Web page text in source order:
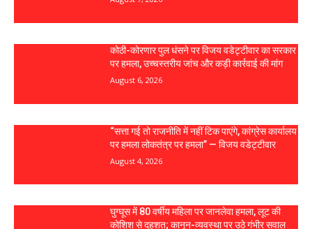
कोठी-कोरणार पुल धंसने पर विजय वडेट्टीवार का सरकार
पर हमला, उच्चस्तरीय जांच और कड़ी कार्रवाई की मांग
August 6, 2026
“सत्ता गई तो राजनीति में नहीं टिक पाएंगे, कांग्रेस कार्यालय
पर हमला लोकतंत्र पर हमला” — विजय वडेट्टीवार
August 4, 2026
घुग्घूस में 80 वर्षीय महिला पर जानलेवा हमला, लूट की
कोशिश से दहशत; कानून-व्यवस्था पर उठे गंभीर सवाल